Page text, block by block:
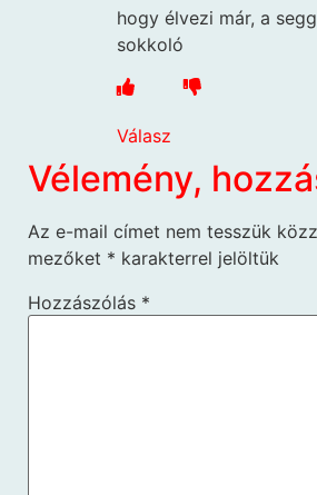
hogy élvezi már, a
sokkoló
Válasz
Vélemény,
Az e-mail címet nem tesszük
mezőket * karakterrel jelöltük
Hozzászólás *